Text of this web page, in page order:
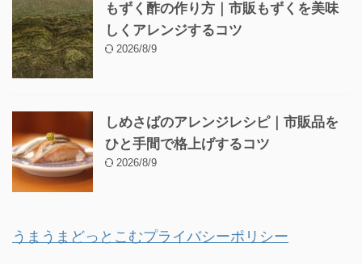
もずく酢の作り方｜市販もずくを美味
しくアレンジするコツ
2026/8/9
しめさばのアレンジレシピ｜市販品を
ひと手間で格上げするコツ
2026/8/9
うまうまどっとこむプライバシーポリシー